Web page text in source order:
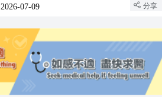
2026-07-09 分享